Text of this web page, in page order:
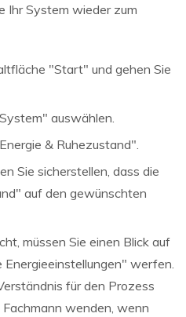
Ihr System wieder zum
"Start" und gehen Sie
auswählen.
& Ruhezustand".
Sie sicherstellen, dass die
auf den gewünschten
müssen Sie einen Blick auf
werfen.
für den Prozess
wenden, wenn